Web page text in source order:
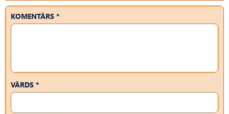
KOMENTĀRS *
VĀRDS *